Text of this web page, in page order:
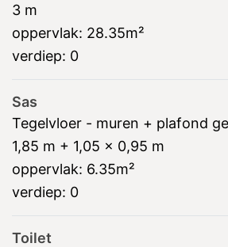
3 m
oppervlak: 28.35m²
verdiep: 0
Sas
Tegelvloer - muren + plafond
1,85 m + 1,05 x 0,95 m
oppervlak: 6.35m²
verdiep: 0
Toilet